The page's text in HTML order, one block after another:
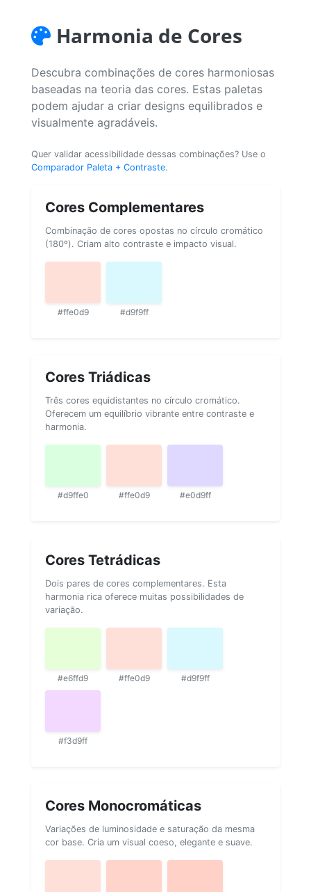
Harmonia de Cores
Descubra combinações de cores harmoniosas
baseadas na teoria das cores. Estas paletas
podem ajudar a criar designs equilibrados e
visualmente agradáveis.
Quer validar acessibilidade dessas combinações? Use o
Comparador Paleta + Contraste.
Cores Complementares
Combinação de cores opostas no círculo cromático
(180º). Criam alto contraste e impacto visual.
#ffe0d9 #d9f9ff
Cores Triádicas
Três cores equidistantes no círculo cromático.
Oferecem um equilíbrio vibrante entre contraste e
harmonia.
#d9ffe0 #ffe0d9 #e0d9ff
Cores Tetrádicas
Dois pares de cores complementares. Esta
harmonia rica oferece muitas possibilidades de
variação.
#e6ffd9 #ffe0d9 #d9f9ff
#f3d9ff
Cores Monocromáticas
Variações de luminosidade e saturação da mesma
cor base. Cria um visual coeso, elegante e suave.